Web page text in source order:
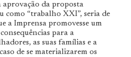
da proposta
como “trabalho XXI”, seria de
a Imprensa promovesse um
para a
as suas famílias e a
de se materializarem os